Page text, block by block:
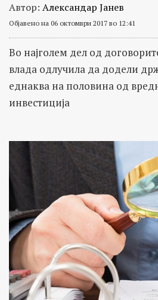
Автор: Александар Јанев
Објавено на 06 октомври 2017 во 12:41
Во најголем дел од
влада одлучила да додели
еднаква на половина од
инвестиција